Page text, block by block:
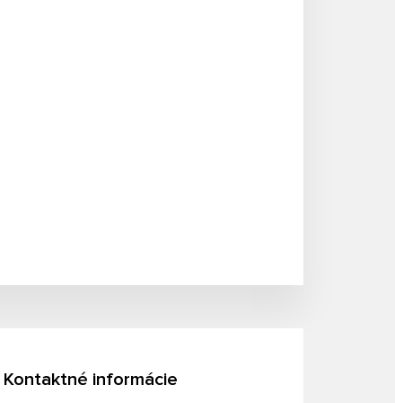
Kontaktné informácie